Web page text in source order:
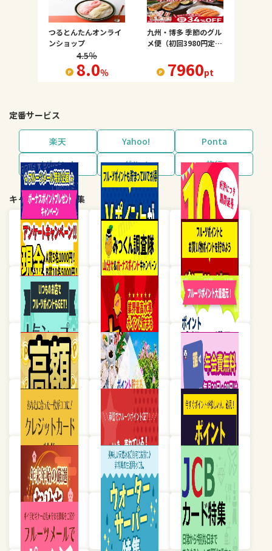
つるとんたんオンライ
ンショップ
4.5％
8.0％
九州・博多 季節のグル
メ便（初回3980円定
7960pt
定番サービス
楽天 Yahoo!
Ponta
dポイント
グルメ 旅行
キャンペーン・特集